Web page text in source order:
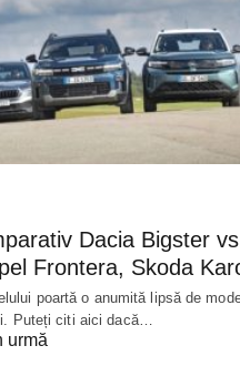
Dacia Bigster
Frontera, Skoda
poartă o anumită lipsă de
Puteți citi aici dacă…
urmă